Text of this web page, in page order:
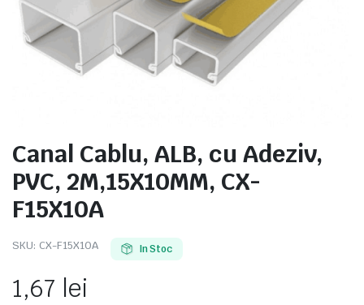
Canal Cablu, ALB, cu Adeziv,
PVC, 2M,15X10MM, CX-
F15X10A
SKU: CX-F15X10A In Stoc
1,67 lei